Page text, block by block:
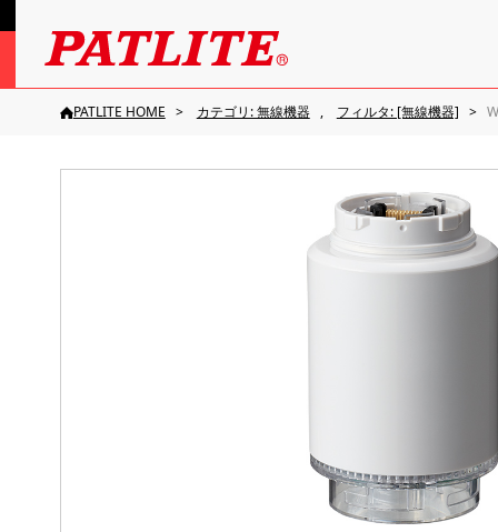
PATLITE HOME カテゴリ: 無線機器 フィルタ: [無線機器]